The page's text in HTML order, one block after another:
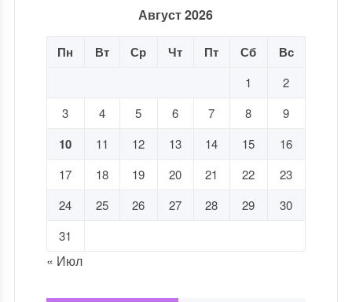
Август 2026
Пн Вт Ср Чт Пт Сб Вс
1
2
3
4 5 6 7 8 9
10 11 12 13 14 15
16
17
18 19 20 21 22
23
24
25 26 27 28 29
30
31
« Июл